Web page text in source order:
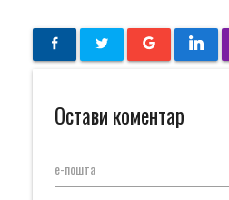
Остави коментар
е-пошта